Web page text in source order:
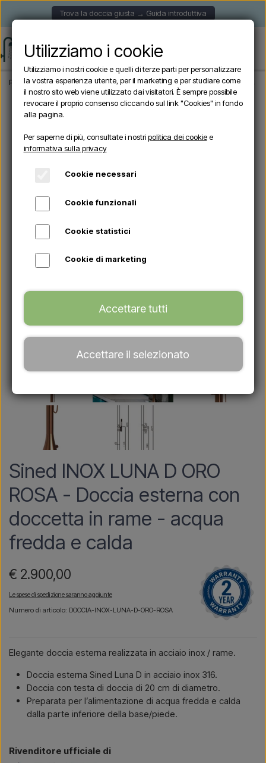
Trova la doccia giusta → Guida introduttiva
Pagina iniziale Doccia da giardino Docce autoportanti Sined INOX LUNA
Sined INOX LUNA D ORO
ROSA - Doccia esterna con
doccetta in rame - acqua
fredda e calda
€ 2.900,00
Le spese di spedizione saranno aggiunte
Numero di articolo: DOCCIA-INOX-LUNA-D-ORO-ROSA
Elegante doccia esterna realizzata in acciaio inox / rame.
Doccia esterna Sined Luna D in acciaio inox 316.
Doccia con testa di doccia di 20 cm di diametro.
Preparata per l’alimentazione di acqua fredda e calda
dalla parte inferiore della base/piede.
Rivenditore ufficiale di
Utilizziamo i cookie
Utilizziamo i nostri cookie e quelli di terze parti per personalizzare
la vostra esperienza utente, per il marketing e per studiare come
il nostro sito web viene utilizzato dai visitatori. È sempre possibile
revocare il proprio consenso cliccando sul link "Cookies" in fondo
alla pagina.
Per saperne di più, consultate i nostripolitica dei cookiee
informativa sulla privacy
Cookie necessari
Cookie funzionali
Cookie statistici
Cookie di marketing
Accettare tutti
Accettare il selezionato